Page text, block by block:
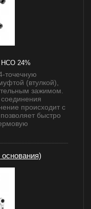
НСО 24%
точечную
(втулкой),
зажимом.
происходит с
быстро